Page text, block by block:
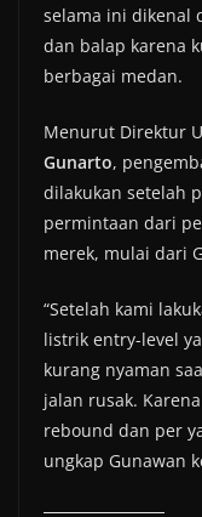
selama ini dikenal
dan balap karena
berbagai medan.
Menurut Direktur
Gunarto,
dilakukan setelah
permintaan dari
merek, mulai dari
“Setelah kami
listrik entry-level
kurang nyaman
jalan rusak.
rebound dan per
ungkap Gunawan